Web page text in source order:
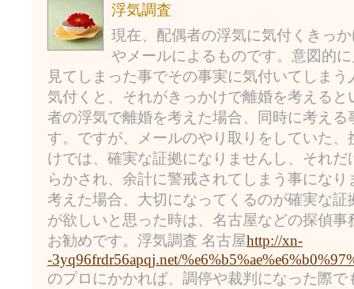
浮気調査
現在、配偶者の浮気に気付くきっ
やメールによるものです。意図的
見てしまった事でその事実に気付いてしま
気付くと、それがきっかけで離婚を考える
者の浮気で離婚を考えた場合、同時に考え
す。ですが、メールのやり取りをしていた
けでは、確実な証拠になりませんし、それ
らかされ、余計に警戒されてしまう事にな
考えた場合、大切になってくるのが確実な
が欲しいと思った時は、名古屋などの探偵
お勧めです。浮気調査 名古屋http://xn-
-3yq96frdr56apqj.net/
のプロにかかれば、調停や裁判になった際